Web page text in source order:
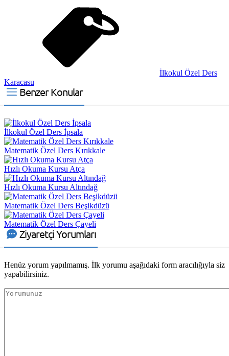
İlkokul Özel Ders
Karacasu
Benzer Konular
İlkokul Özel Ders İpsala
Matematik Özel Ders Kırıkkale
Hızlı Okuma Kursu Atça
Hızlı Okuma Kursu Altındağ
Matematik Özel Ders Beşikdüzü
Matematik Özel Ders Çayeli
Ziyaretçi Yorumları
Henüz yorum yapılmamış. İlk yorumu aşağıdaki form aracılığıyla siz
yapabilirsiniz.